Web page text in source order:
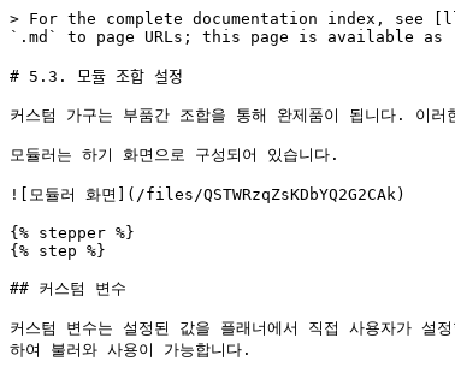
> For the complete documentation index, see
`.md` to page URLs; this page is available as
# 5.3. 모듈 조합 설정
커스텀 가구는 부품간 조합을 통해 완제품이 됩니다. 이
모듈러는 하기 화면으로 구성되어 있습니다.
![모듈러 화면](/files/QSTWRzqZsKDbYQ2G2CAk)
{% stepper %}
{% step %}
## 커스텀 변수
커스텀 변수는 설정된 값을 플래너에서 직접 사용자가
하여 불러와 사용이 가능합니다.